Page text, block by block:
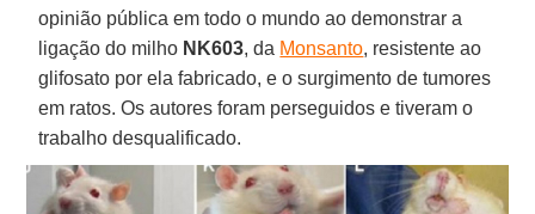
opinião pública em todo o mundo ao demonstrar a
ligação do milho NK603, da Monsanto, resistente ao
glifosato por ela fabricado, e o surgimento de tumores
em ratos. Os autores foram perseguidos e tiveram o
trabalho desqualificado.